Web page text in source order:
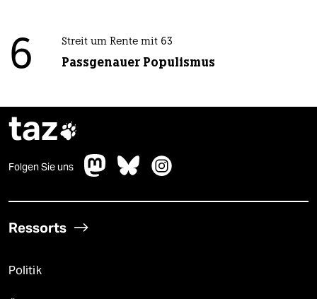
6 Streit um Rente mit 63
Passgenauer Populismus
taz
Folgen Sie uns
Ressorts
Politik